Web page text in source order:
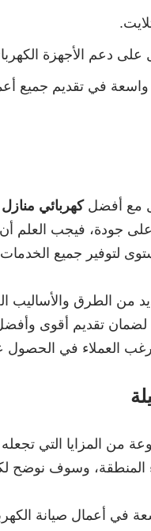
دعم الأجهزة
في تقديم جميع
مع أفضل كهربائي
جودة، فيجب العلم أن
لتوفير جميع الخدمات
من الطرق والأساليب
لضمان تقديم أقوى
العملاء في الحصول
من المزايا التي
وسوف نوضح لكم
في أعمال صيانة